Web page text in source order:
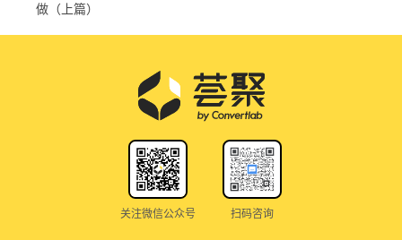
做（上篇）
关注微信公众号 扫码咨询